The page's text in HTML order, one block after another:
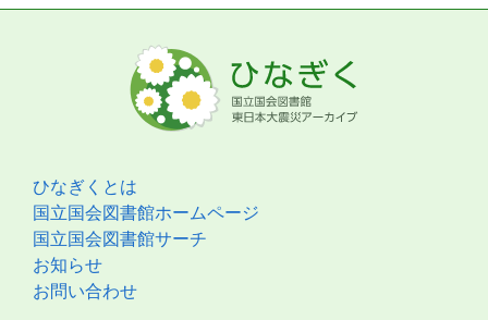
ひなぎくとは
国立国会図書館ホームページ
国立国会図書館サーチ
お知らせ
お問い合わせ